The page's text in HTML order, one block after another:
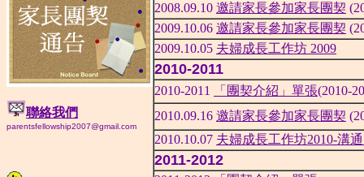
聯絡我們
parentsfellowship2007@gmail.com
2008.09.10 邀請家長參加家長團契
2009.10.06 邀請家長參加家長團契
2009.10.05 夫婦成長工作坊 2009
2010-2011
2010-2011 「團契介紹」單張(2010-
2010.09.16 邀請家長參加家長團契
2010.10.07 夫婦成長工作坊2010-溝
2011-2012